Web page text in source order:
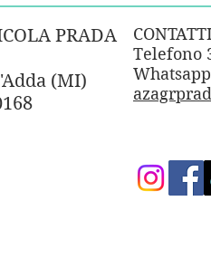
PRADA
(MI)
CONTATTI
Telefono